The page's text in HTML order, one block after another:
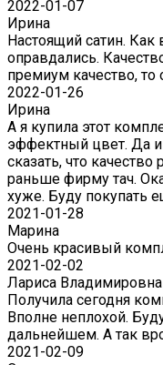
2022-01-07
Ирина
Настоящий сатин.
оправдались.
премиум качество, то
2022-01-26
Ирина
А я купила этот
эффектный цвет. Да и
сказать, что
раньше фирму тач.
хуже. Буду покупать
2021-01-28
Марина
Очень красивый
2021-02-02
Лариса Владимировна
Получила сегодня
Вполне неплохой.
дальнейшем. А так
2021-02-09